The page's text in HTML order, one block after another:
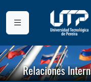
Relaciones